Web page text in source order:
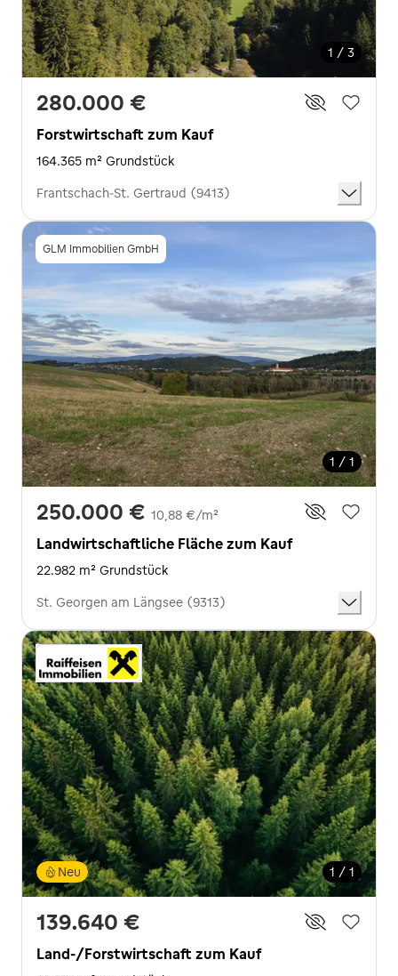
1 / 3
280.000 €
Forstwirtschaft zum Kauf
164.365 m² Grundstück
Frantschach-St. Gertraud (9413)
GLM Immobilien GmbH
1 / 1
250.000 € 10,88 €/m²
Landwirtschaftliche Fläche zum Kauf
22.982 m² Grundstück
St. Georgen am Längsee (9313)
1 / 1
Neu
139.640 €
Land-/Forstwirtschaft zum Kauf